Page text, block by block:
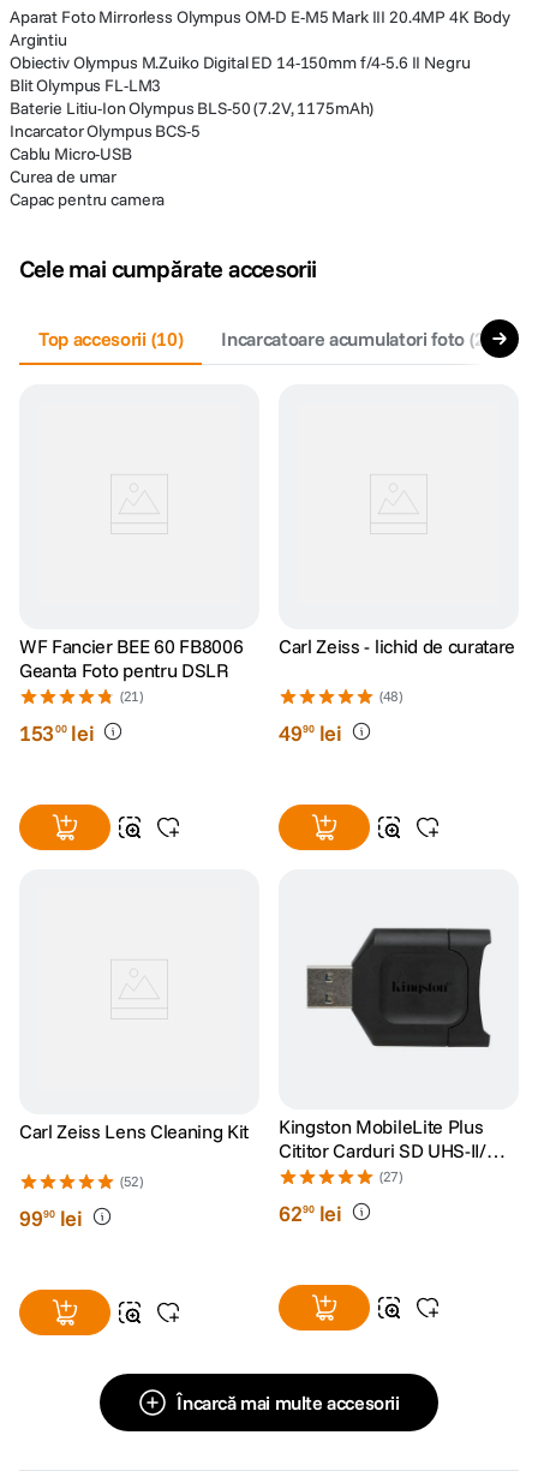
Aparat Foto Mirrorless Olympus OM-D E-M5 Mark III 20.4MP 4K Body
Argintiu
Obiectiv Olympus M.Zuiko Digital ED 14-150mm f/4-5.6 II Negru
Blit Olympus FL-LM3
Baterie Litiu-Ion Olympus BLS-50 (7.2V, 1175mAh)
Incarcator Olympus BCS-5
Cablu Micro-USB
Curea de umar
Capac pentru camera
Cele mai cumpărate accesorii
Top accesorii (10) Incarcatoare acumulatori foto (2
WF Fancier BEE 60 FB8006
Geanta Foto pentru DSLR
(21)
15300 lei
Carl Zeiss - lichid de curatare
(48)
4990 lei
Carl Zeiss Lens Cleaning Kit
(52)
9990 lei
Kingston MobileLite Plus
Cititor Carduri SD UHS-II/
UHS-I
(27)
6290 lei
Încarcă mai multe accesorii